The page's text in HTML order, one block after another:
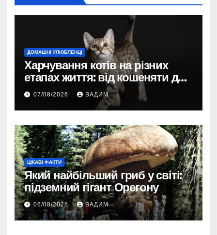
ДОМАШНІ УЛЮБЛЕНЦІ
Харчування котів на різних
етапах життя: від кошеняти до
літнього улюбленця
07/08/2026 ВАДИМ
ЦІКАВІ ФАКТИ
Який найбільший гриб у світі:
підземний гігант Орегону
06/08/2026 ВАДИМ